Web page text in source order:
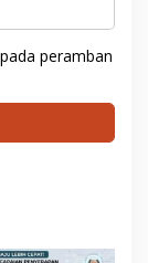
peramban